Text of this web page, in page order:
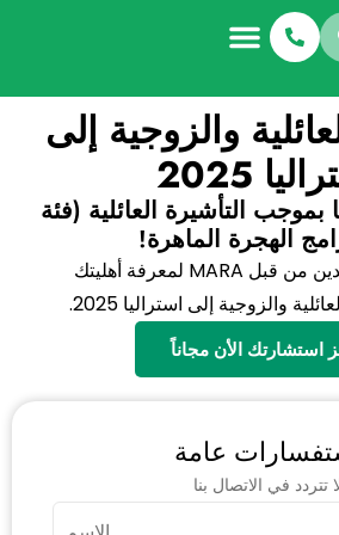
والزوجية إلى
2025
بموجب التأشيرة العائلية (فئة
تواصل مع وكلائنا المعتمدين من قبل MARA لمعرفة أهليتك
والزوجية إلى استراليا 2025.
استشارتك الأن مجاناً
عامة
تتردد في الاتصال بنا